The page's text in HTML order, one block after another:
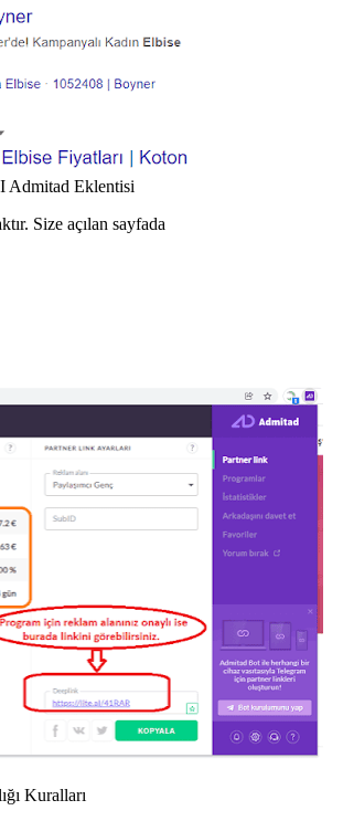
Admitad Eklentisi
Size açılan sayfada
Kuralları